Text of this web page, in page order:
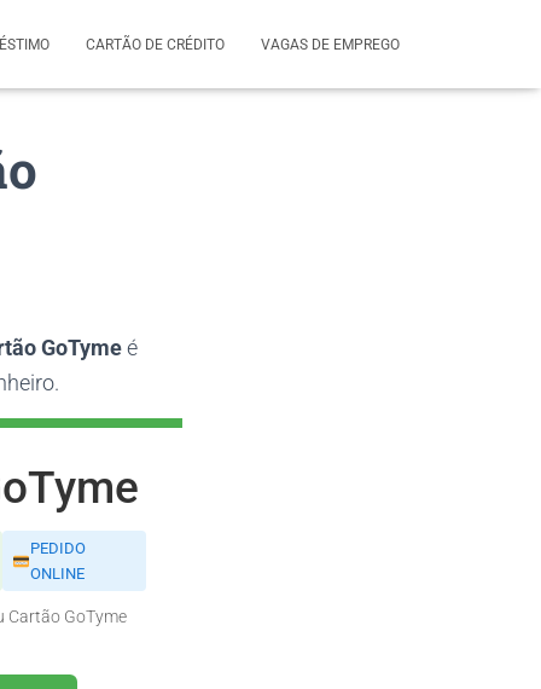
CARTÃO DE CRÉDITO VAGAS DE EMPREGO
GoTymeé
PEDIDO
ONLINE
Cartão GoTyme